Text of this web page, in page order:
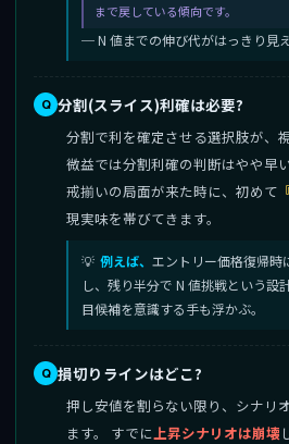
まで戻している傾向です。
─ N 値までの伸び代がはっきり見え
分割(スライス)利確は必要?
分割で利を確定させる選択肢が、
微益では分割利確の判断はやや早
戒揃いの局面が来た時に、初めて
現実味を帯びてきます。
例えば、 エントリー価格復帰時
し、残り半分で N 値挑戦という
目候補を意識する手も浮かぶ。
損切りラインはどこ?
押し安値を割らない限り、シナリ
ます。 すでに上昇シナリオは崩壊